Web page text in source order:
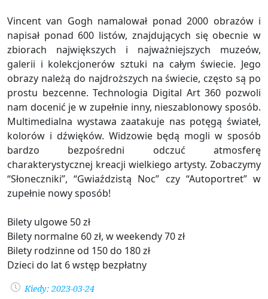
Vincent van Gogh namalował ponad 2000 obrazów i
napisał ponad 600 listów, znajdujących się obecnie w
zbiorach największych i najważniejszych muzeów,
galerii i kolekcjonerów sztuki na całym świecie. Jego
obrazy należą do najdroższych na świecie, często są po
prostu bezcenne. Technologia Digital Art 360 pozwoli
nam docenić je w zupełnie inny, nieszablonowy sposób.
Multimedialna wystawa zaatakuje nas potęgą świateł,
kolorów i dźwięków. Widzowie będą mogli w sposób
bardzo bezpośredni odczuć atmosferę
charakterystycznej kreacji wielkiego artysty. Zobaczymy
“Słoneczniki”, “Gwiaździstą Noc” czy “Autoportret” w
zupełnie nowy sposób!
Bilety ulgowe 50 zł
Bilety normalne 60 zł, w weekendy 70 zł
Bilety rodzinne od 150 do 180 zł
Dzieci do lat 6 wstęp bezpłatny
Kiedy: 2023-03-24